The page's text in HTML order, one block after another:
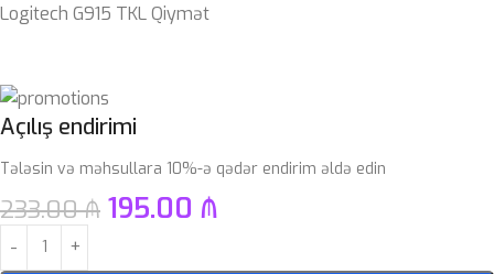
Logitech G915 TKL Qiymət
Açılış endirimi
Tələsin və məhsullara 10%-ə qədər endirim əldə edin
233.00₼ 195.00 ₼